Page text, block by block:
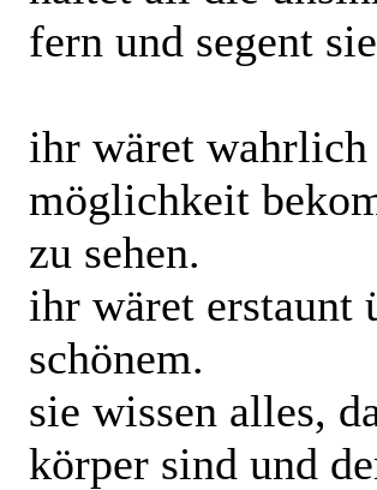
fern und segent
ihr wäret wahrlich
möglichkeit
zu sehen.
ihr wäret erstaunt
schönem.
sie wissen alles,
körper sind und